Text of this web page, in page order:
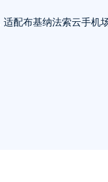
配布基纳法索云手机